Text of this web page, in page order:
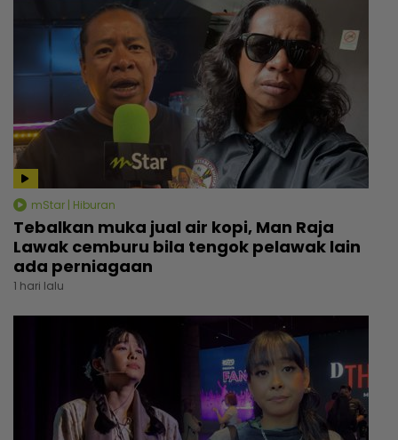
mStar | Hiburan
Tebalkan muka jual air kopi, Man Raja
Lawak cemburu bila tengok pelawak lain
ada perniagaan
1 hari lalu